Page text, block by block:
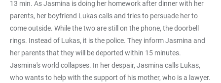
13 min. As Jasmina is doing her homework after dinner with her
parents, her boyfriend Lukas calls and tries to persuade her to
come outside. While the two are still on the phone, the doorbell
rings. Instead of Lukas, it is the police. They inform Jasmina and
her parents that they will be deported within 15 minutes.
Jasmina's world collapses. In her despair, Jasmina calls Lukas,
who wants to help with the support of his mother, who is a lawyer.